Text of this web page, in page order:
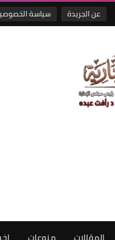
عن الجريدة سياسة